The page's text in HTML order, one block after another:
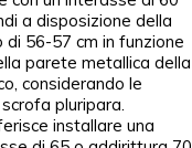
a disposizione della
di 56-57 cm in funzione
parete metallica della
considerando le
pluripara.
installare una